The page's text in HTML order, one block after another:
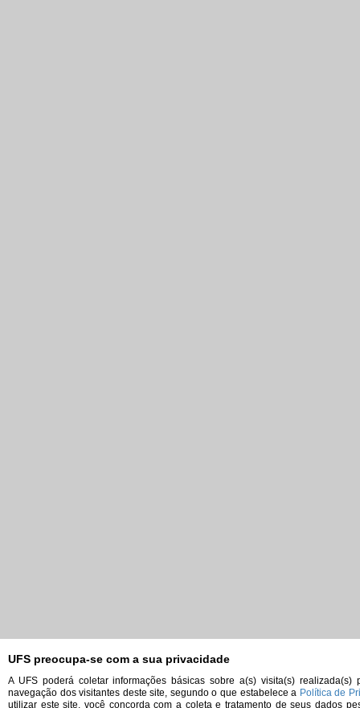
UFS preocupa-se com a sua privacidade
A UFS poderá coletar informações básicas sobre a(s) visita(s) realizada(s)
navegação dos visitantes deste site, segundo o que estabelece a Política de
utilizar este site, você concorda com a coleta e tratamento de seus dados